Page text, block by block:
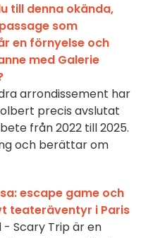
till denna okända,
som
en förnyelse och
med Galerie
arrondissement har
precis avslutat
från 2022 till 2025.
och berättar om
escape game och
teateräventyr i Paris
- Scary Trip är en